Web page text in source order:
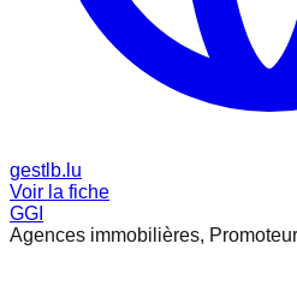
gestlb.lu
Voir la fiche
GGI
Agences immobilières,